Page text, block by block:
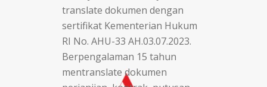
translate dokumen dengan
sertifikat Kementerian Hukum
RI No. AHU-33 AH.03.07.2023.
Berpengalaman 15 tahun
mentranslate dokumen